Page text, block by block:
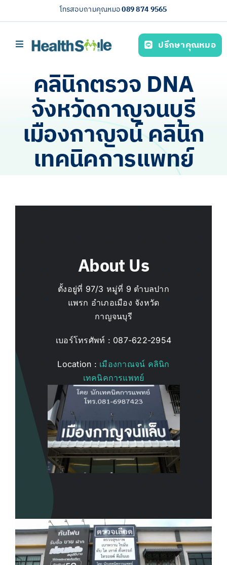
to
โทรสอบถามคุณหมอ089 874 9565
Toggle
บริการของเรา (Our services)
ความรู้สุขภาพ
เกี่ยวกับเรา
ไทย
ปรึกษาคุณหมอ
คลินิกตรวจ DNA
จังหวัดกาญจนบุรี
เมืองกาญจน์ คลินิก
เทคนิคการแพทย์
About Us
ตั้งอยู่ที่ 97/3 หมู่ที่ 9 ตำบลปาก
แพรก อำเภอเมือง จังหวัด
กาญจนบุรี
เบอร์โทรศัพท์ : 087-622-2954
Location : เมืองกาณจน์ คลินิก
เทคนิคการแพทย์